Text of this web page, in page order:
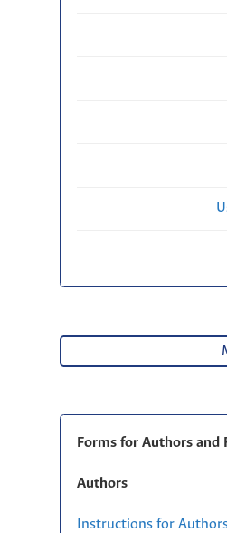
Forms for Authors and
Authors
Instructions for